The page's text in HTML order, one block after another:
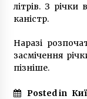
літрів. З
каністр.
Наразі
засмічення
пізніше.
Posted in